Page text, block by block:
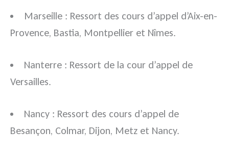
Marseille : Ressort des cours d’appel d’Aix-en-
Provence, Bastia, Montpellier et Nîmes.
Nanterre : Ressort de la cour d’appel de
Versailles.
Nancy : Ressort des cours d’appel de
Besançon, Colmar, Dijon, Metz et Nancy.